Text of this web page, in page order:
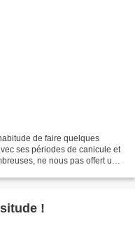
de faire quelques
ses périodes de canicule et
ne nous pas offert un
!